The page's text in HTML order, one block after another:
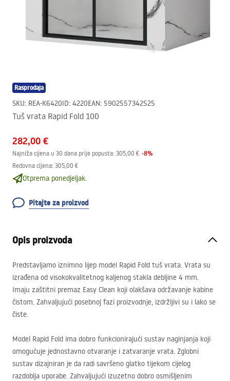
Rasprodaja
SKU: REA-K6420ID: 4220EAN: 5902557342525
Tuš vrata Rapid Fold 100
282,00 €
Najniža cijena u 30 dana prije popusta: 305,00 € -8%
Redovna cijena: 305,00 €
Otprema ponedjeljak.
Pitajte za proizvod
Opis proizvoda
Predstavljamo iznimno lijep model Rapid Fold tuš vrata. Vrata su
izrađena od visokokvalitetnog kaljenog stakla debljine 4 mm.
Imaju zaštitni premaz Easy Clean koji olakšava održavanje kabine
čistom. Zahvaljujući posebnoj fazi proizvodnje, izdržljivi su i lako se
čiste.
Model Rapid Fold ima dobro funkcionirajući sustav naginjanja koji
omogućuje jednostavno otvaranje i zatvaranje vrata. Zglobni
sustav dizajniran je da radi savršeno glatko tijekom cijelog
razdoblja uporabe. Zahvaljujući izuzetno dobro osmišljenim